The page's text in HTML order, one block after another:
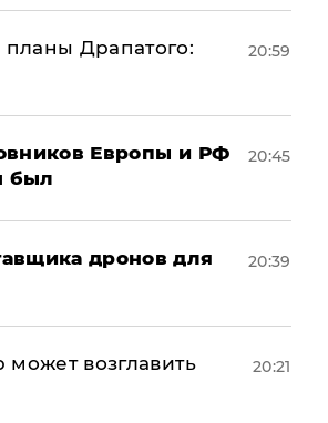
Драпатого:
20:59
Европы и РФ
был
20:45
дронов для
20:39
возглавить
20:21